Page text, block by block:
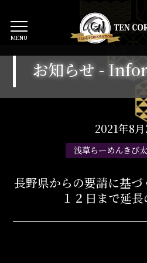
MENU
お知らせ -
2021年8
長野県からの要請に基
１２日まで延